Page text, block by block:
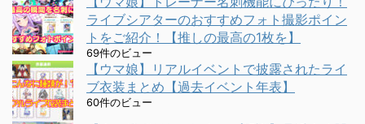
ライブシアターのおすすめフォト撮影ポイン
トをご紹介！【推しの最高の1枚を】
69件のビュー
【ウマ娘】リアルイベントで披露されたライ
ブ衣装まとめ【過去イベント年表】
60件のビュー